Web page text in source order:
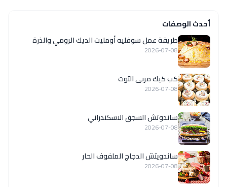
أحدث الوصفات
طريقة عمل سوفليه أومليت الديك الرومي والذرة
2026-07-08
كب كيك مربى التوت
2026-07-08
ساندوتش السجق الاسكندراني
2026-07-08
ساندويتش الدجاج الملفوف الحار
2026-07-08